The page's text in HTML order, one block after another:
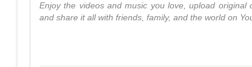
Enjoy the videos and music you love, upload original
and share it all with friends, family, and the world on